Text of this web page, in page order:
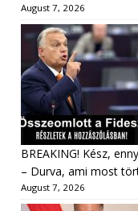
August 7, 2026
BREAKING! Kész,
– Durva, ami most
August 7, 2026